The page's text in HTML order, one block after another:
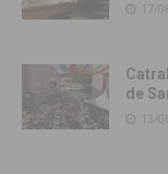
17/
de
13/